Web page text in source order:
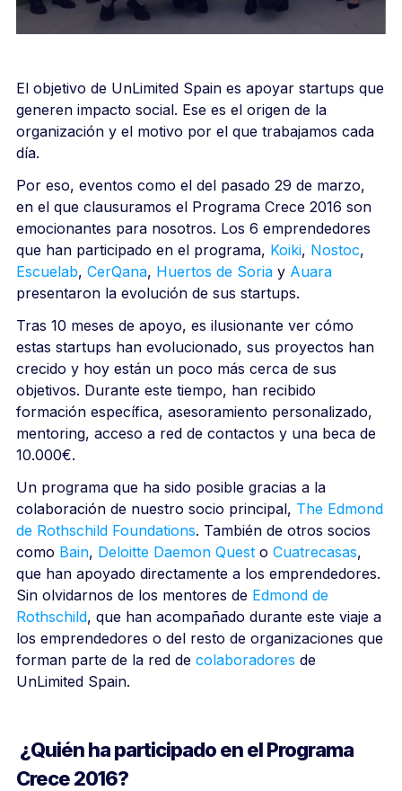
El objetivo de UnLimited Spain es apoyar startups que
generen impacto social. Ese es el origen de la
organización y el motivo por el que trabajamos cada
día.
Por eso, eventos como el del pasado 29 de marzo,
en el que clausuramos el Programa Crece 2016 son
emocionantes para nosotros. Los 6 emprendedores
que han participado en el programa, Koiki, Nostoc,
Escuelab, CerQana, Huertos de Soria y Auara
presentaron la evolución de sus startups.
Tras 10 meses de apoyo, es ilusionante ver cómo
estas startups han evolucionado, sus proyectos han
crecido y hoy están un poco más cerca de sus
objetivos. Durante este tiempo, han recibido
formación específica, asesoramiento personalizado,
mentoring, acceso a red de contactos y una beca de
10.000€.
Un programa que ha sido posible gracias a la
colaboración de nuestro socio principal, The Edmond
de Rothschild Foundations. También de otros socios
como Bain, Deloitte Daemon Quest o Cuatrecasas,
que han apoyado directamente a los emprendedores.
Sin olvidarnos de los mentores de Edmond de
Rothschild, que han acompañado durante este viaje a
los emprendedores o del resto de organizaciones que
forman parte de la red de colaboradores de
UnLimited Spain.
¿Quién ha participado en el Programa
Crece 2016?